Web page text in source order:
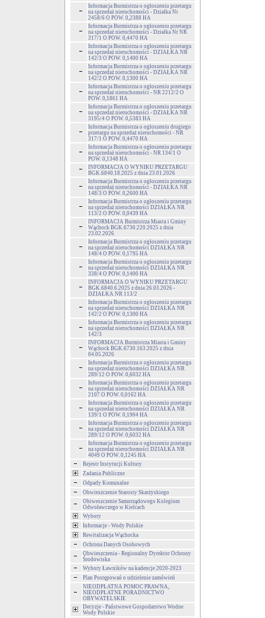
Informacja Burmistrza o ogłoszeniu przetargu
na sprzedaż nieruchomości - Działka Nr
2458/6 O POW. 0,2388 HA
Informacja Burmistrza o ogłoszeniu przetargu
na sprzedaż nieruchomości - Działka Nr NR
317/1 O POW. 0,4470 HA
Informacja Burmistrza o ogłoszeniu przetargu
na sprzedaż nieruchomości - DZIAŁKA NR
142/3 O POW. 0,1400 HA
Informacja Burmistrza o ogłoszeniu przetargu
na sprzedaż nieruchomości - DZIAŁKA NR
142/2 O POW. 0,1300 HA
Informacja Burmistrza o ogłoszeniu przetargu
na sprzedaż nieruchomości - NR 2212/2 O
POW. 0,1861 HA
Informacja Burmistrza o ogłoszeniu przetargu
na sprzedaż nieruchomości - DZIAŁKA NR
3195/4 O POW. 0,5383 HA
Informacja Burmistrza o ogłoszeniu drugiego
przetargu na sprzedaż nieruchomości - NR
317/1 O POW. 0,4470 HA
Informacja Burmistrza o ogłoszeniu przetargu
na sprzedaż nieruchomości - NR 134/1 O
POW. 0,1348 HA
INFORMACJA O WYNIKU PRZETARGU
BGK.6840.18.2025 z dnia 23.01.2026
Informacja Burmistrza o ogłoszeniu przetargu
na sprzedaż nieruchomości - DZIAŁKA NR
148/3 O POW. 0,2600 HA
Informacja Burmistrza o ogłoszeniu przetargu
na sprzedaż nieruchomości DZIAŁKA NR
113/2 O POW. 0,0439 HA
INFORMACJA Burmistrza Miasta i Gminy
Wąchock BGK.6730.220.2025 z dnia
23.02.2026
Informacja Burmistrza o ogłoszeniu przetargu
na sprzedaż nieruchomości DZIAŁKA NR
148/4 O POW. 0,1795 HA
Informacja Burmistrza o ogłoszeniu przetargu
na sprzedaż nieruchomości DZIAŁKA NR
338/4 O POW. 0,1400 HA
INFORMACJA O WYNIKU PRZETARGU
BGK.6840.6.2025 z dnia 26.03.2026 -
DZIAŁKA NR 113/2
Informacja Burmistrza o ogłoszeniu przetargu
na sprzedaż nieruchomości DZIAŁKA NR
142/2 O POW. 0,1300 HA
Informacja Burmistrza o ogłoszeniu przetargu
na sprzedaż nieruchomości DZIAŁKA NR
142/3
INFORMACJA Burmistrza Miasta i Gminy
Wąchock BGK.6730.163.2025 z dnia
04.05.2026
Informacja Burmistrza o ogłoszeniu przetargu
na sprzedaż nieruchomości DZIAŁKA NR
289/12 O POW. 0,6032 HA
Informacja Burmistrza o ogłoszeniu przetargu
na sprzedaż nieruchomości DZIAŁKA NR
2107 O POW. 0,0162 HA
Informacja Burmistrza o ogłoszeniu przetargu
na sprzedaż nieruchomości DZIAŁKA NR
139/1 O POW. 0,1904 HA
Informacja Burmistrza o ogłoszeniu przetargu
na sprzedaż nieruchomości DZIAŁKA NR
289/12 O POW. 0,6032 HA
Informacja Burmistrza o ogłoszeniu przetargu
na sprzedaż nieruchomości DZIAŁKA NR
4049 O POW. 0,1245 HA
Rejestr Instytucji Kultury
Zadania Publiczne
Odpady Komunalne
Obwieszczenie Starosty Skarżyskiego
Obiweszczenie Samorządowego Kolegium
Odwoławczego w Kielcach
Wybory
Informacje - Wody Polskie
Rewitalizacja Wąchocka
Ochrona Danych Osobowych
Obwieszczenia - Regionalny Dyrektor Ochrony
Środowiska
Wybory Ławników na kadencje 2020-2023
Plan Postępowań o udzielenie zamówień
NIEODPŁATNA POMOC PRAWNA,
NIEODPŁATNE PORADNICTWO
OBYWATELSKIE
Decyzje - Państwowe Gospodarstwo Wodne
Wody Polskie